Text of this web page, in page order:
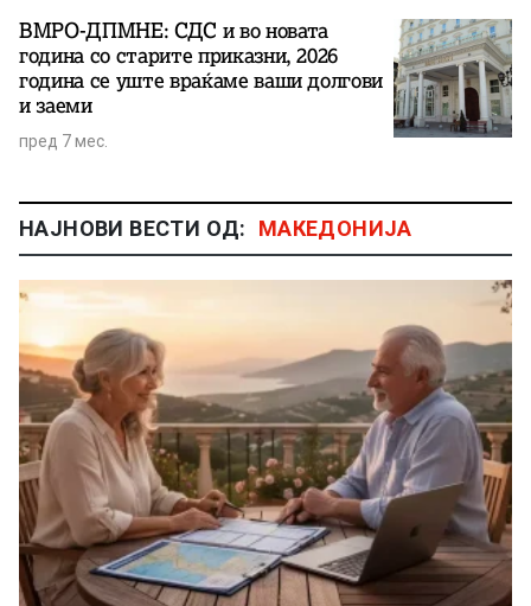
ВМРО-ДПМНЕ: СДС и во новата
година со старите приказни, 2026
година се уште враќаме ваши долгови
и заеми
пред 7 мес.
НАЈНОВИ ВЕСТИ ОД: МАКЕДОНИЈА